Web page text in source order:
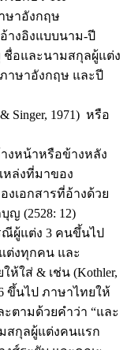
ษาอังกฤษ
างอิงแบบนาม-ปี
ชื่อและนามสกุลผู้แต่ง
ษาอังกฤษ และปี
Singer, 1971) หรือ
างหน้าหรือข้างหลัง
หล่งที่มาของ
เอกสารที่อ้างด้วย
ญ (2528: 12)
รณีผู้แต่ง 3 คนขึ้นไป
ต่งทุกคน และ
ใส่ & เช่น (Kothler,
ขึ้นไป ภาษาไทยให้
ตามด้วยคำว่า “และ
สกุลผู้แต่งคนแรก